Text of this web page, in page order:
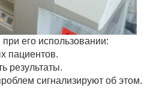
его использовании:
пациентов.
результаты.
сигнализируют об этом.